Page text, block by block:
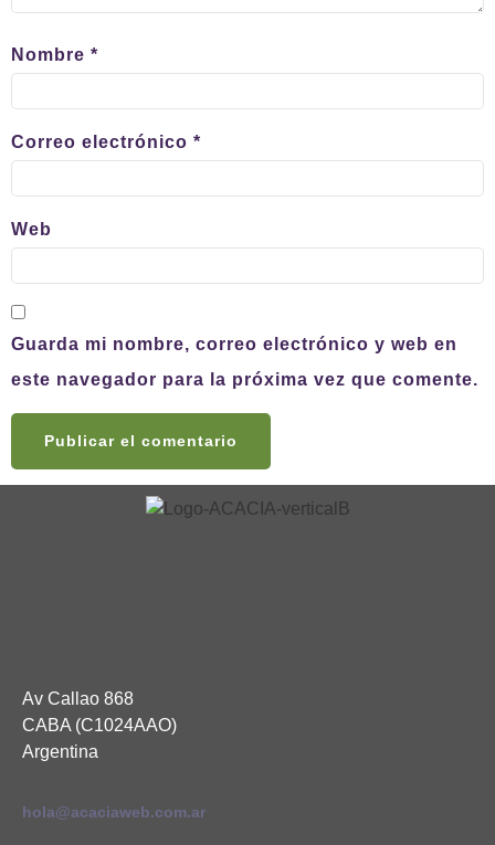
Nombre *
Correo electrónico *
Web
Guarda mi nombre, correo electrónico y web en
este navegador para la próxima vez que comente.
Av Callao 868
CABA (C1024AAO)
Argentina
hola@acaciaweb.com.ar